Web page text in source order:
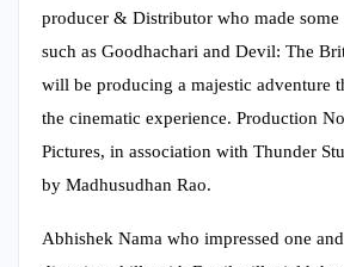
producer & Distributor who made
such as Goodhachari and Devil: The
will be producing a majestic adventure
the cinematic experience. Production
Pictures, in association with Thunder
by Madhusudhan Rao.
Abhishek Nama who impressed one